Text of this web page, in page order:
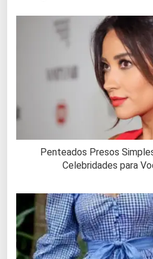
Penteados Presos
Celebridades para